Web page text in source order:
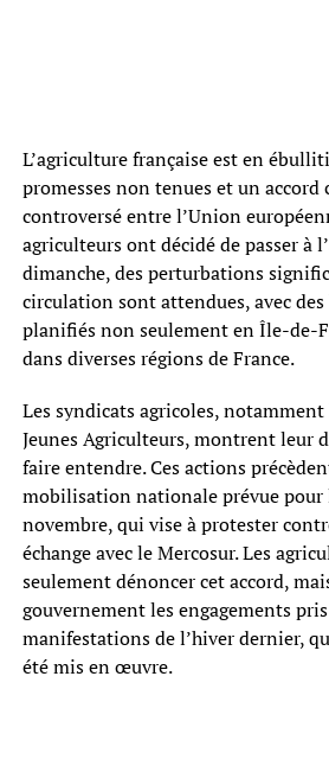
L’agriculture française est en
promesses non tenues et un accord
controversé entre l’Union
agriculteurs ont décidé de passer à
dimanche, des perturbations
circulation sont attendues, avec des
planifiés non seulement en Île-de-
dans diverses régions de France.
Les syndicats agricoles, notamment
Jeunes Agriculteurs, montrent leur
faire entendre. Ces actions
mobilisation nationale prévue pour
novembre, qui vise à protester
échange avec le Mercosur. Les
seulement dénoncer cet accord,
gouvernement les engagements
manifestations de l’hiver dernier,
été mis en œuvre.